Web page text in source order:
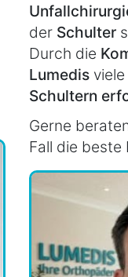
der Schulter
Durch die
Lumedis
Schultern
Gerne
Fall die beste